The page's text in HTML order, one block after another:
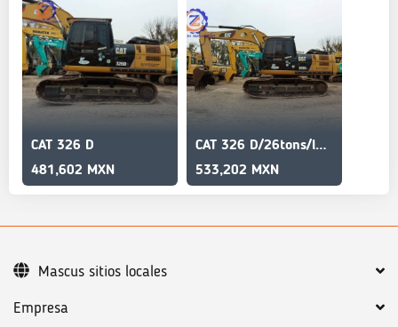
CAT 326 D
481,602 MXN
CAT 326 D/26tons/long usage/High performance
533,202 MXN
Empresa
Mascus sitios locales